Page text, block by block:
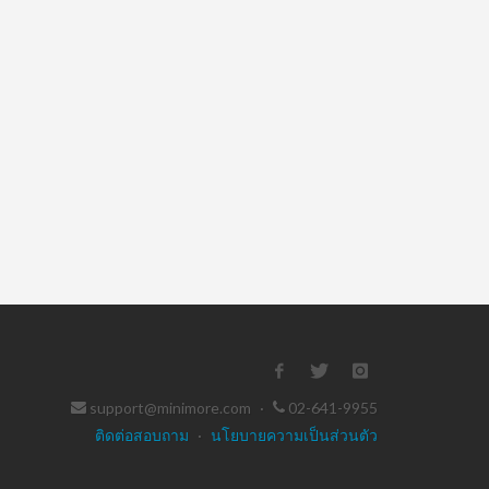
support@minimore.com ·
02-641-9955
ติดต่อสอบถาม · นโยบายความเป็นส่วนตัว